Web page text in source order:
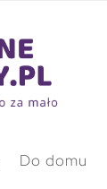
Do domu